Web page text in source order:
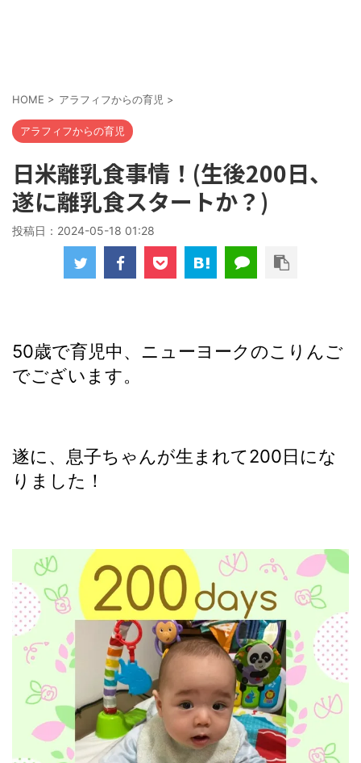
HOME > アラフィフからの育児 >
アラフィフからの育児
日米離乳食事情！(生後200日、
遂に離乳食スタートか？)
投稿日： 2024-05-18 01:28
50歳で育児中、ニューヨークのこりんご
でございます。
遂に、息子ちゃんが生まれて200日にな
りました！